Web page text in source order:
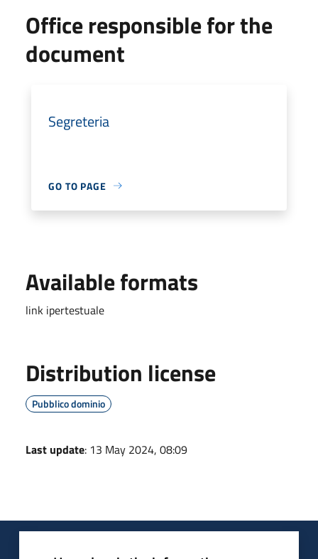
Office responsible for the
document
Segreteria
GO TO PAGE
Available formats
link ipertestuale
Distribution license
Pubblico dominio
Last update: 13 May 2024, 08:09